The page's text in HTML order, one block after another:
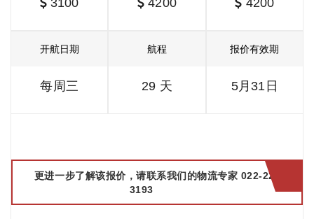
3100 4200 4200
开航日期
每周三
航程
29 天
报价有效期
5月31日
更进一步了解该报价，请联系我们的物流专家 022-2299
3193